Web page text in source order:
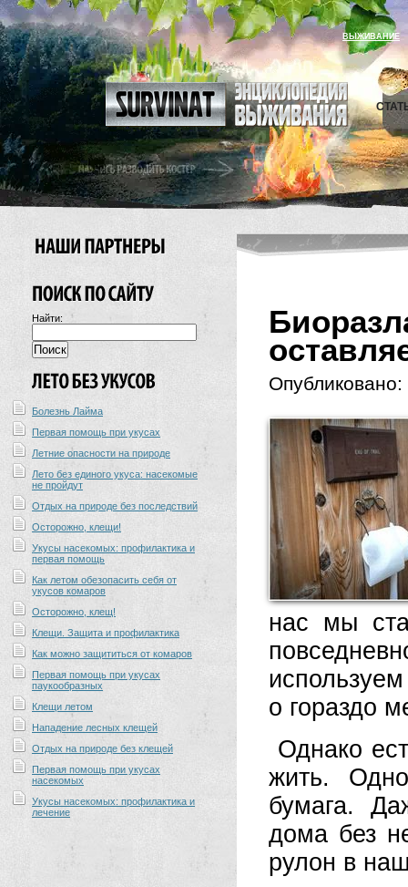
ВЫЖИВАНИЕ
Найти:
Болезнь Лайма
Первая помощь при укусах
Летние опасности на природе
Лето без единого укуса: насекомые
не пройдут
Отдых на природе без последствий
Осторожно, клещи!
Укусы насекомых: профилактика и
первая помощь
Как летом обезопасить себя от
укусов комаров
Осторожно, клещ!
Клещи. Защита и профилактика
Как можно защититься от комаров
Первая помощь при укусах
паукообразных
Клещи летом
Нападение лесных клещей
Отдых на природе без клещей
Первая помощь при укусах
насекомых
Укусы насекомых: профилактика и
лечение
Опубликовано:
нас мы
о гораздо
Однако
жить.
бумага.
дома без
рулон в